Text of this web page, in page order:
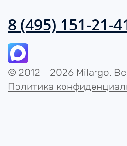
8 (495) 151-21-
© 2012 - 2026 Milargo.
Политика